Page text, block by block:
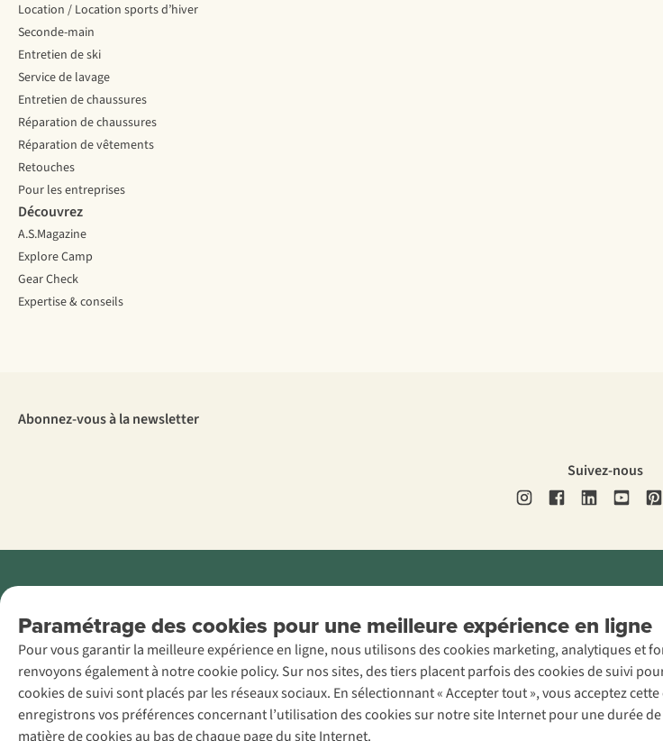
Paramétrage des cookies pour une meilleure expérience en ligne
Pour vous garantir la meilleure expérience en ligne, nous utilisons des cookies marketing, analytiques
renvoyons également à notre cookie policy. Sur nos sites, des tiers placent parfois des cookies de suivi
cookies de suivi sont placés par les réseaux sociaux. En sélectionnant « Accepter tout », vous acceptez
enregistrons vos préférences concernant l’utilisation des cookies sur notre site Internet pour une durée
matière de cookies au bas de chaque page du site Internet.
Location / Location sports d’hiver
Seconde-main
Entretien de ski
Service de lavage
Entretien de chaussures
Réparation de chaussures
Réparation de vêtements
Retouches
Pour les entreprises
Découvrez
A.S.Magazine
Explore Camp
Gear Check
Expertise & conseils
Abonnez-vous à la newsletter
Suivez-nous
AS Adventure
France SAS,
Rue du Vieux
Faubourg 14, F-
59000 Lille